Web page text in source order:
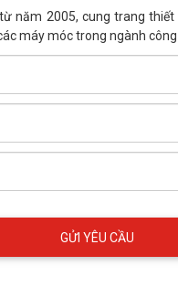
năm 2005, cung trang thiết
máy móc trong ngành công